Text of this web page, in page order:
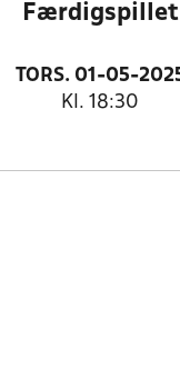
Færdigspillet
TORS. 01-05-
Kl. 18:30